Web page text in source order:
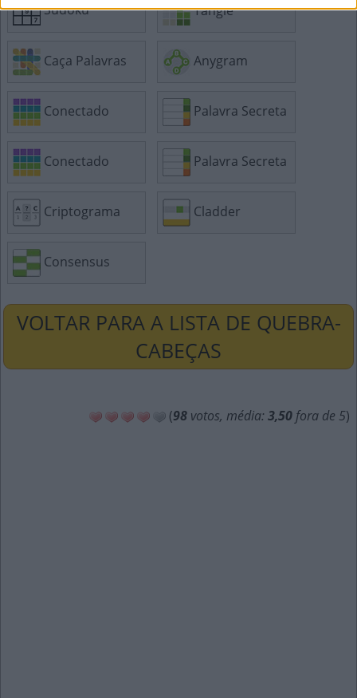
Sudoku Tangle
Caça Palavras Anygram
Conectado Palavra Secreta
Conectado Palavra Secreta
Criptograma Cladder
Consensus
VOLTAR PARA A LISTA DE QUEBRA-
CABEÇAS
(98 votos, média: 3,50 fora de 5)